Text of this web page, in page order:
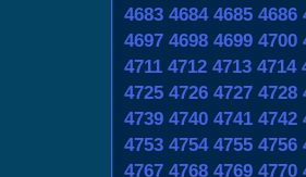
4683 4684 4685 4686
4697 4698 4699 4700
4711 4712 4713 4714
4725 4726 4727 4728
4739 4740 4741 4742
4753 4754 4755 4756
4767 4768 4769 4770